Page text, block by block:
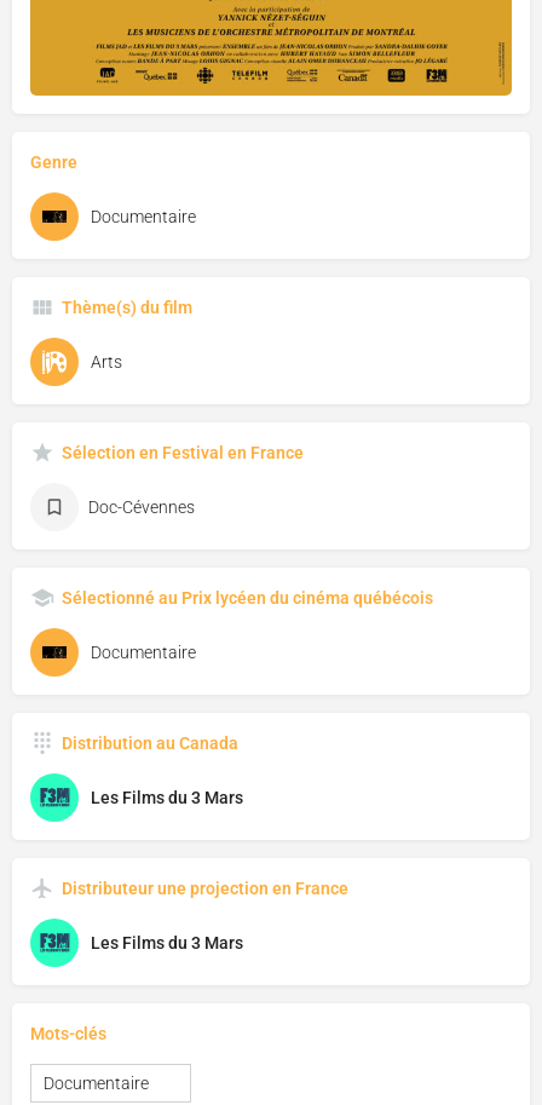
Genre
Documentaire
Thème(s) du film
Arts
Sélection en Festival en France
Doc-Cévennes
Sélectionné au Prix lycéen du cinéma québécois
Documentaire
Distribution au Canada
Les Films du 3 Mars
Distributeur une projection en France
Les Films du 3 Mars
Mots-clés
Documentaire